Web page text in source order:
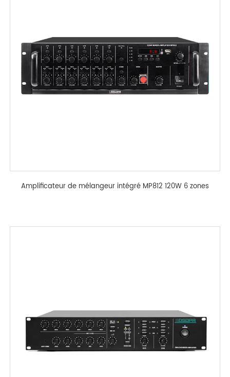
Amplificateur de mélangeur intégré MP812 120W 6 zones